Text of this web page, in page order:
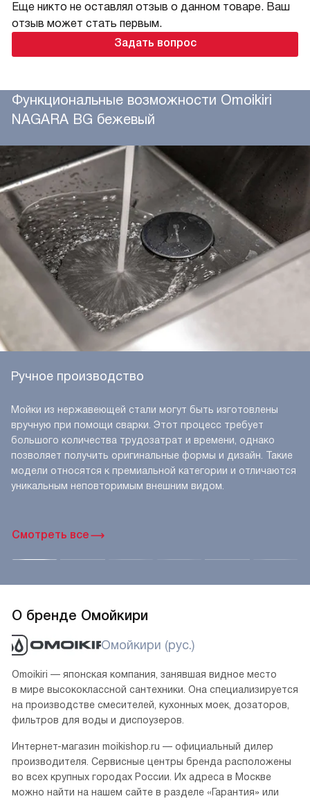
Еще никто не оставлял отзыв о данном товаре. Ваш
отзыв может стать первым.
Задать вопрос
Функциональные возможности Omoikiri
NAGARA BG бежевый
Смотреть все
Ручное производство
Мойки из нержавеющей стали могут быть изготовлены
вручную при помощи сварки. Этот процесс требует
большого количества трудозатрат и времени, однако
позволяет получить оригинальные формы и дизайн. Такие
модели относятся к премиальной категории и отличаются
уникальным неповторимым внешним видом.
О бренде Омойкири
Омойкири (рус.)
Omoikiri — японская компания, занявшая видное место
в мире высококлассной сантехники. Она специализируется
на производстве смесителей, кухонных моек, дозаторов,
фильтров для воды и диспоузеров.
Интернет-магазин moikishop.ru — официальный дилер
производителя. Сервисные центры бренда расположены
во всех крупных городах России. Их адреса в Москве
можно найти на нашем сайте в разделе «Гарантия» или